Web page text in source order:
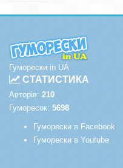
Гуморески in UA
СТАТИСТИКА
Авторів: 210
Гуморесок: 5698
Гуморески в Facebook
Гуморески в Youtube